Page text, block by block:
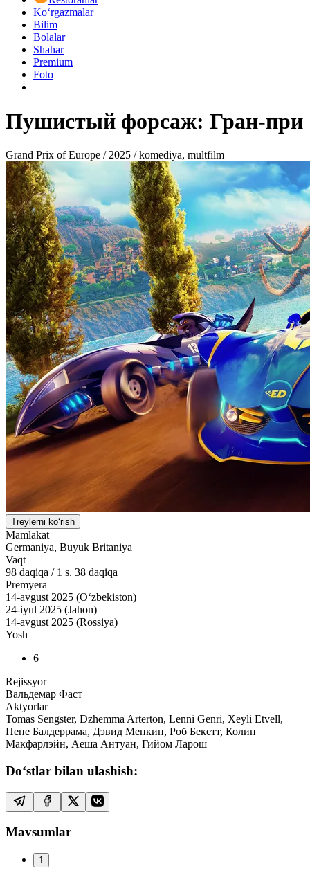
Ko‘rgazmalar
Bilim
Bolalar
Shahar
Premium
Foto
Пушистый форсаж: Гран-при
Grand Prix of Europe / 2025 / komediya, multfilm
Treylerni ko‘rish
Mamlakat
Germaniya, Buyuk Britaniya
Vaqt
98 daqiqa / 1 s. 38 daqiqa
Premyera
14-avgust 2025 (O‘zbekiston)
24-iyul 2025 (Jahon)
14-avgust 2025 (Rossiya)
Yosh
6+
Rejissyor
Вальдемар Фаст
Aktyorlar
Tomas Sengster, Dzhemma Arterton, Lenni Genri, Xeyli Etvell,
Пепе Балдеррама, Дэвид Менкин, Роб Бекетт, Колин
Макфарлэйн, Аеша Антуан, Гийом Ларош
Do‘stlar bilan ulashish:
Mavsumlar
1